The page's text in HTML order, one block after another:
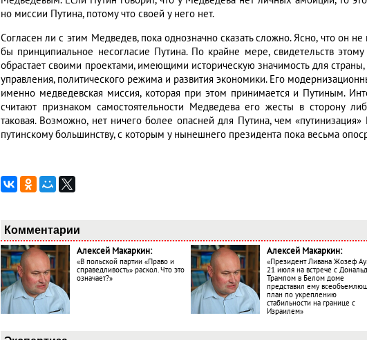
но миссии Путина, потому что своей у него нет.
Согласен ли с этим Медведев, пока однозначно сказать сложно. Ясно, что он
бы принципиальное несогласие Путина. По крайне мере, свидетельств
обрастает своими проектами, имеющими историческую значимость для
управления, политического режима и развития экономики. Его
именно медведевская миссия, которая при этом принимается и Путиным.
считают признаком самостоятельности Медведева его жесты в сторону
таковая. Возможно, нет ничего более опасней для Путина, чем
путинскому большинству, с которым у нынешнего президента пока весьма
Комментарии
Алексей Макаркин:
«В польской партии «Право и
справедливость» раскол. Что это
означает?»
Алексей Макаркин:
«Президент Ливана Жозеф
21 июля на встрече с
Трампом в Белом доме
представил ему
план по укреплению
стабильности на границе с
Израилем»